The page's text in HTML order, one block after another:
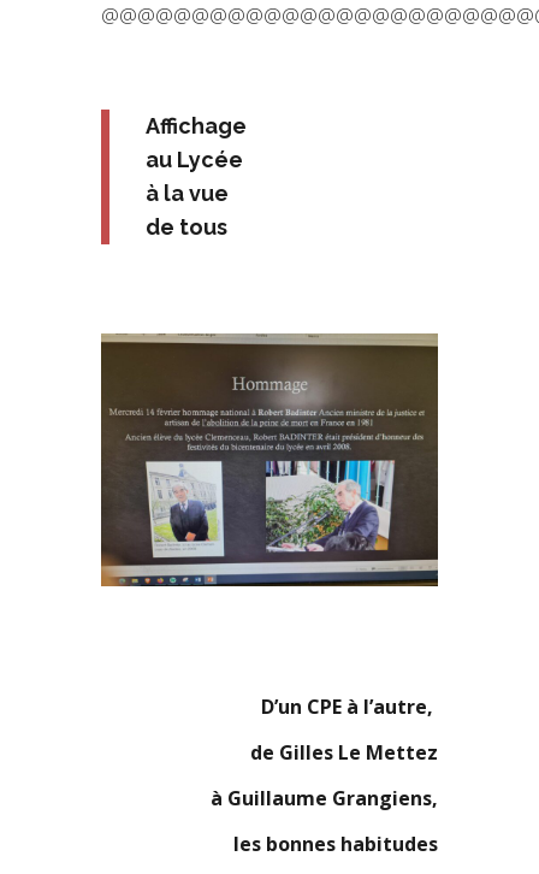
Affichage
au Lycée
à la vue
de tous
D’un CPE à l’autre,
de Gilles Le Mettez
à Guillaume Grangiens,
les bonnes habitudes